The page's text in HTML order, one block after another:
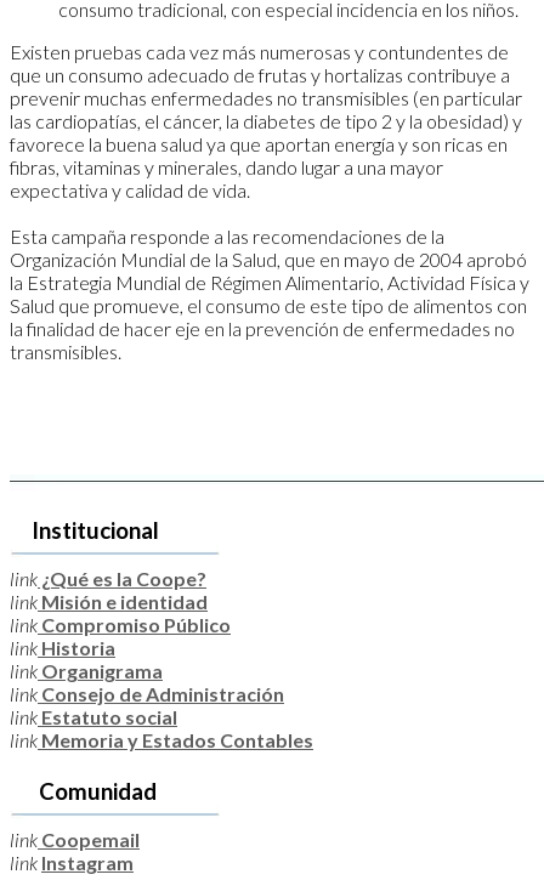
consumo tradicional, con especial incidencia en los niños.
Existen pruebas cada vez más numerosas y contundentes de
que un consumo adecuado de frutas y hortalizas contribuye a
prevenir muchas enfermedades no transmisibles (en particular
las cardiopatías, el cáncer, la diabetes de tipo 2 y la obesidad) y
favorece la buena salud ya que aportan energía y son ricas en
fibras, vitaminas y minerales, dando lugar a una mayor
expectativa y calidad de vida.
Esta campaña responde a las recomendaciones de la
Organización Mundial de la Salud, que en mayo de 2004 aprobó
la Estrategia Mundial de Régimen Alimentario, Actividad Física y
Salud que promueve, el consumo de este tipo de alimentos con
la finalidad de hacer eje en la prevención de enfermedades no
transmisibles.
Institucional
link ¿Qué es la Coope?
link Misión e identidad
link Compromiso Público
link Historia
link Organigrama
link Consejo de Administración
link Estatuto social
link Memoria y Estados Contables
Comunidad
link Coopemail
link Instagram